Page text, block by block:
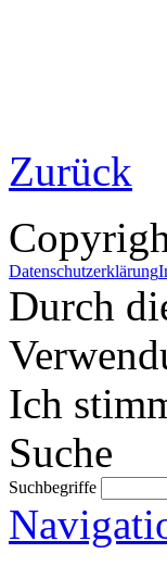
Zurück
Datenschutzerklärung
Durch
Ich
Suche
Suchbegriffe